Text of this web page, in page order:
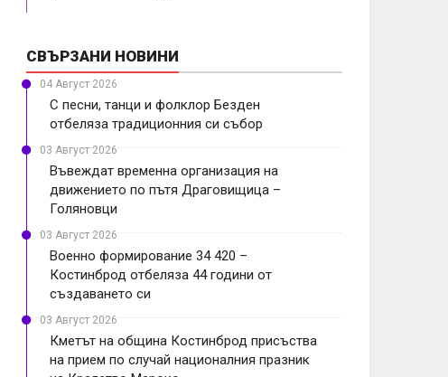
СВЪРЗАНИ НОВИНИ
04 Август 2026
С песни, танци и фолклор Безден
отбеляза традиционния си събор
03 Август 2026
Въвеждат временна организация на
движението по пътя Драговищица –
Голяновци
03 Август 2026
Военно формирование 34 420 –
Костинброд отбеляза 44 години от
създаването си
03 Август 2026
Кметът на община Костинброд присъства
на прием по случай националния празник